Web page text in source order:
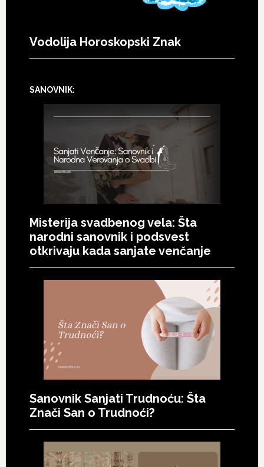
Vodolija Horoskopski Znak
SANOVNIK:
Misterija svadbenog vela: Šta
narodni sanovnik i podsvest
otkrivaju kada sanjate venčanje
Sanovnik Sanjati Trudnoću: Šta
Znači San o Trudnoći?